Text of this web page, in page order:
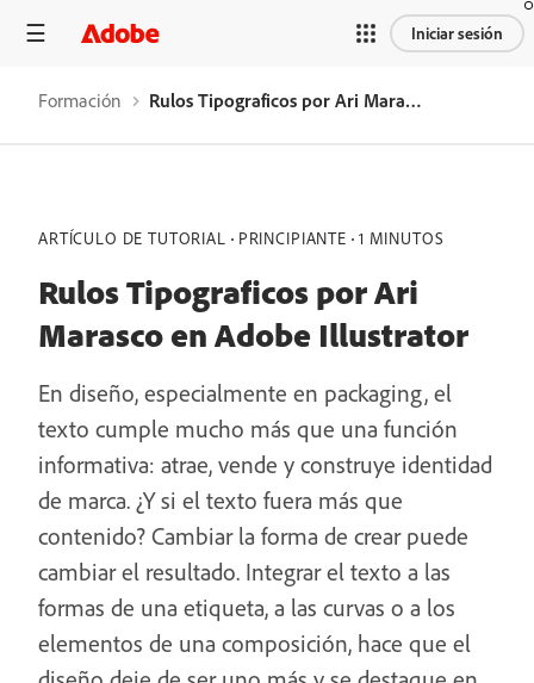
Iniciar sesión
Formación Rulos Tipograficos por Ari Marasco en Adobe Illustrator
ARTÍCULO DE TUTORIAL PRINCIPIANTE 1 MINUTOS
Rulos Tipograficos por Ari
Marasco en Adobe Illustrator
En diseño, especialmente en packaging, el
texto cumple mucho más que una función
informativa: atrae, vende y construye identidad
de marca. ¿Y si el texto fuera más que
contenido? Cambiar la forma de crear puede
cambiar el resultado. Integrar el texto a las
formas de una etiqueta, a las curvas o a los
elementos de una composición, hace que el